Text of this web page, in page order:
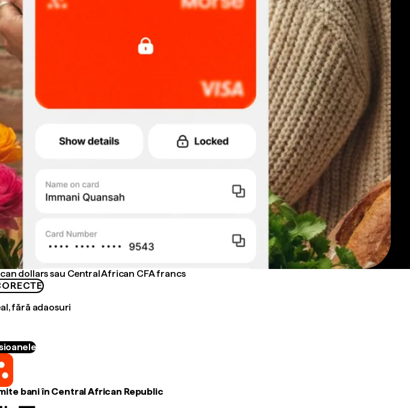
dollars sau Central African CFA francs
fără adaosuri
bani în Central African Republic